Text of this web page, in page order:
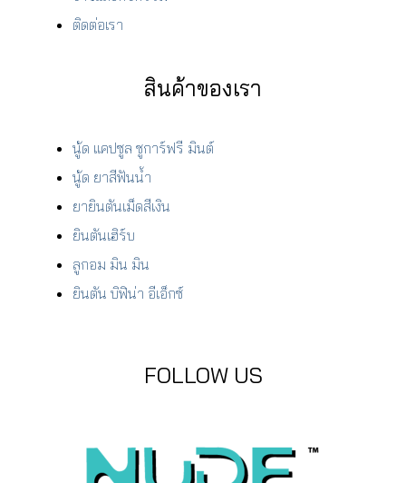
ติดต่อเรา
สินค้าของเรา
นู้ด แคปซูล ชูการ์ฟรี มินต์
นู้ด ยาสีฟันน้ำ
ยายินตันเม็ดสีเงิน
ยินตันเฮิร์บ
ลูกอม มิน มิน
ยินตัน บิฟิน่า อีเอ็กซ์
FOLLOW US